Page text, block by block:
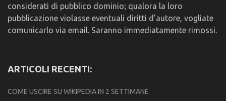
considerati di pubblico dominio; qualora la loro
pubblicazione violasse eventuali diritti d’autore, vogliate
comunicarlo via email. Saranno immediatamente rimossi.
ARTICOLI RECENTI:
COME USCIRE SU WIKIPEDIA IN 2 SETTIMANE